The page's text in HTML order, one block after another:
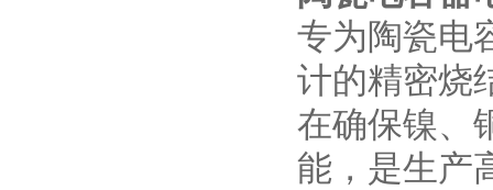
专为陶瓷电
计的精密烧
在确保镍、
能，是生产